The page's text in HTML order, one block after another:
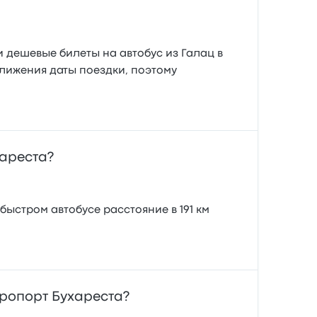
дешевые билеты на автобус из Галац в
даты поездки, поэтому
автобусе расстояние в 191 км
Бухареста?